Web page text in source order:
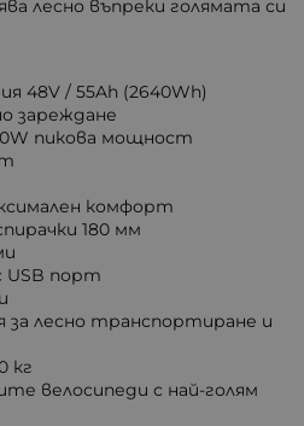
лесно въпреки голямата си
48V / 55Ah (2640Wh)
зареждане
пикова мощност
комфорт
180 мм
USB порт
за лесно транспортиране и
кг
велосипеди с най-голям